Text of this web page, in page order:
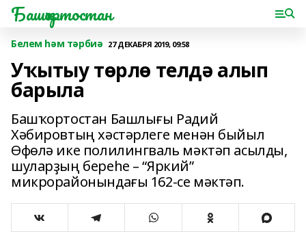
Башҡортостан
Белем һәм тәрбиә 27 ДЕКАБРЯ 2019, 09:58
Уҡытыу төрлө телдә алып
барыла
Башҡортостан Башлығы Радий
Хәбировтың хәстәрлеге менән быйыл
Өфөлә ике полилингваль мәктәп асылды,
шуларҙың береһе – “Яркий”
микрорайонындағы 162-се мәктәп.